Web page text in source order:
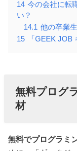
14 今の会社に転
い？
14.1 他の卒業
15
「GEEK JOB
無料プログ
材
無料でプログラミ